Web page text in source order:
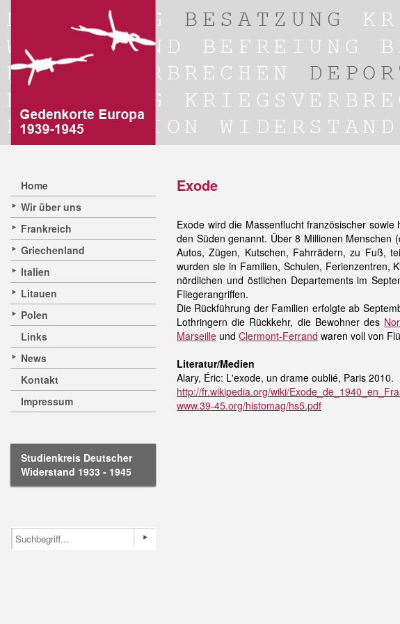
Home
Wir über uns
Frankreich
Griechenland
Italien
Litauen
Polen
Links
News
Kontakt
Impressum
Studienkreis Deutscher
Widerstand 1933 - 1945
Exode
Exode wird die Massenflucht französischer
den Süden genannt. Über 8 Millionen Menschen
Autos, Zügen, Kutschen, Fahrrädern, zu Fuß,
wurden sie in Familien, Schulen, Ferienzentren,
nördlichen und östlichen Departements im
Fliegerangriffen.
Die Rückführung der Familien erfolgte ab
Lothringern die Rückkehr, die Bewohner des
Marseille und Clermont-Ferrand waren voll von
Literatur/Medien
Alary, Éric: L'exode, un drame oublié, Paris 2010.
http://fr.wikipedia.org/wiki/
www.39-45.org/histomag/hs5.pdf